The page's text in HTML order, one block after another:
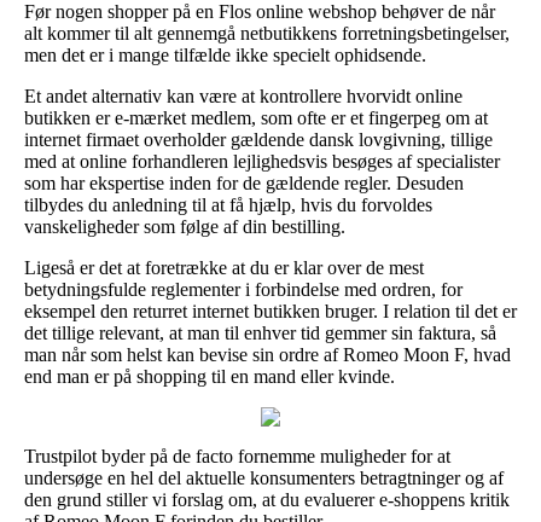
Før nogen shopper på en Flos online webshop behøver de når
alt kommer til alt gennemgå netbutikkens forretningsbetingelser,
men det er i mange tilfælde ikke specielt ophidsende.
Et andet alternativ kan være at kontrollere hvorvidt online
butikken er e-mærket medlem, som ofte er et fingerpeg om at
internet firmaet overholder gældende dansk lovgivning, tillige
med at online forhandleren lejlighedsvis besøges af specialister
som har ekspertise inden for de gældende regler. Desuden
tilbydes du anledning til at få hjælp, hvis du forvoldes
vanskeligheder som følge af din bestilling.
Ligeså er det at foretrække at du er klar over de mest
betydningsfulde reglementer i forbindelse med ordren, for
eksempel den returret internet butikken bruger. I relation til det er
det tillige relevant, at man til enhver tid gemmer sin faktura, så
man når som helst kan bevise sin ordre af Romeo Moon F, hvad
end man er på shopping til en mand eller kvinde.
Trustpilot byder på de facto fornemme muligheder for at
undersøge en hel del aktuelle konsumenters betragtninger og af
den grund stiller vi forslag om, at du evaluerer e-shoppens kritik